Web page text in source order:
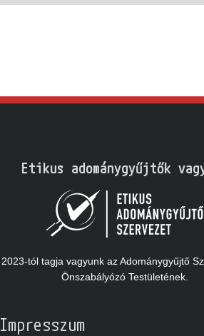
Etikus adománygyűjtők
2023-tól tagja vagyunk az Adománygyűjtő
Önszabályózó Testületének.
Impresszum